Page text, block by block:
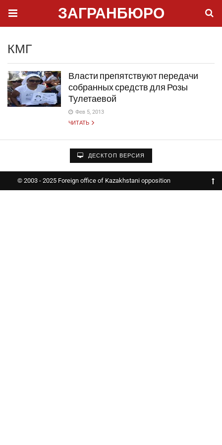
ЗАГРАНБЮРО
КМГ
Власти препятствуют передачи
собранных средств для Розы
Тулетаевой
Фев 5, 2013
ЧИТАТЬ
ДЕСКТОП ВЕРСИЯ
© 2003 - 2025 Foreign office of Kazakhstani opposition